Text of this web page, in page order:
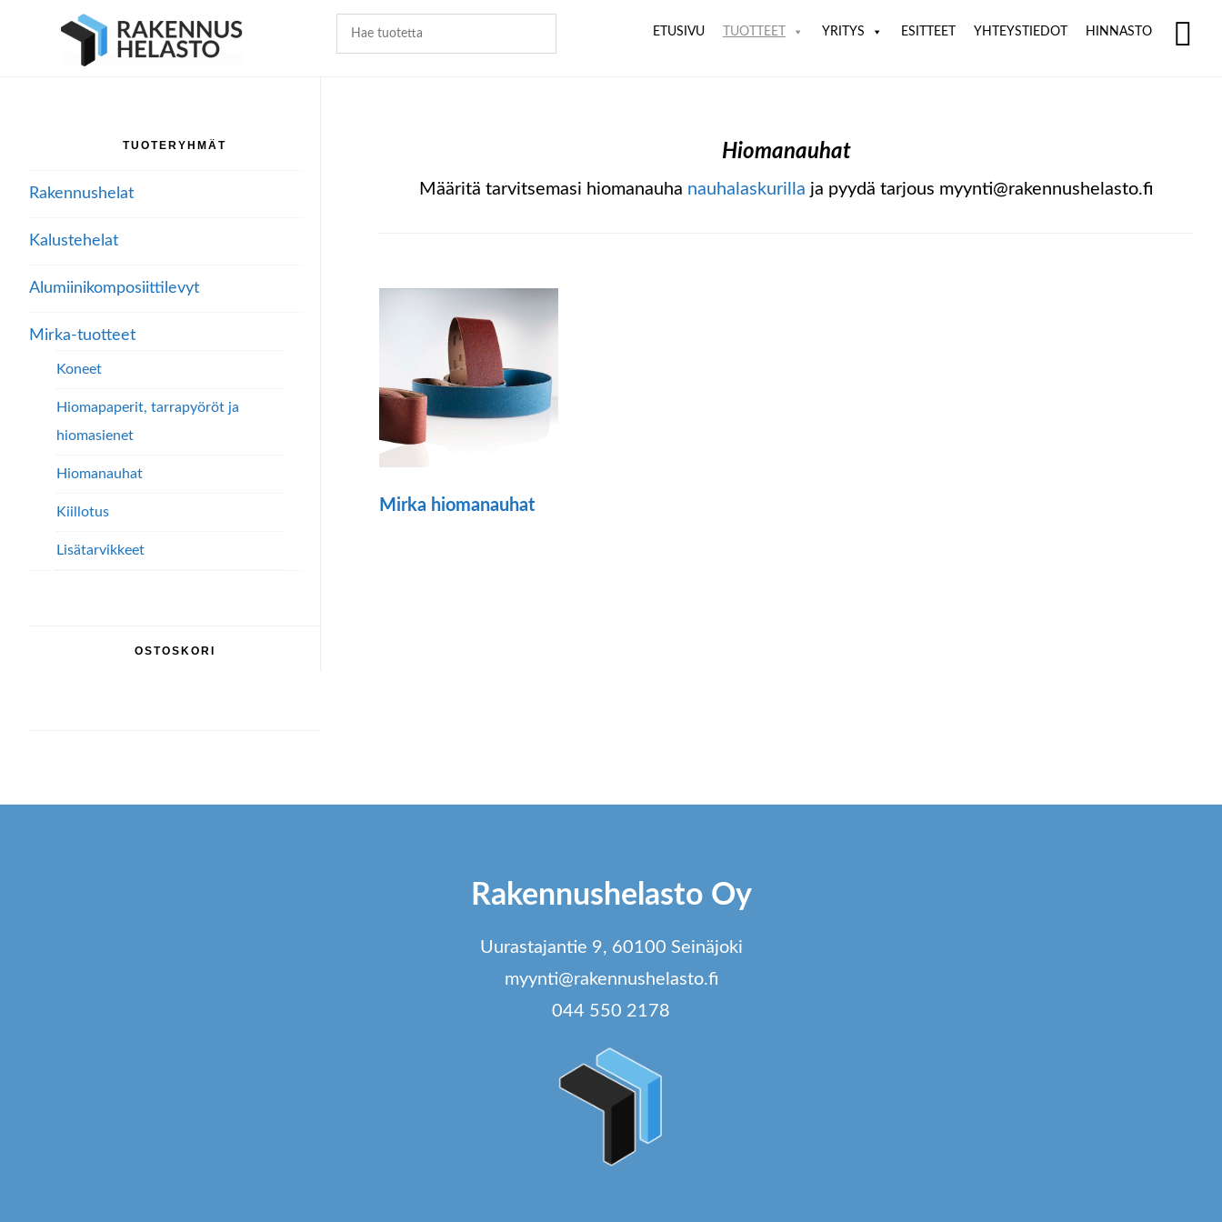
pääsisältöön
ensisijaiseen
alatunnisteeseen
ETUSIVU TUOTTEET YRITYS ESITTEET YHTEYSTIEDOT HINNASTO
Hiomanauhat
Määritä tarvitsemasi hiomanauha nauhalaskurilla ja pyydä tarjous myynti@rakennushelasto.fi
Mirka hiomanauhat
Ensisijainen
sivupalkki
TUOTERYHMÄT
Rakennushelat
Kalustehelat
Alumiini­komposiitti­levyt
Mirka-tuotteet
Koneet
Hiomapaperit, tarrapyöröt ja
hiomasienet
Hiomanauhat
Kiillotus
Lisätarvikkeet
OSTOSKORI
Rakennushelasto Oy
Uurastajantie 9, 60100 Seinäjoki
myynti@rakennushelasto.fi
044 550 2178